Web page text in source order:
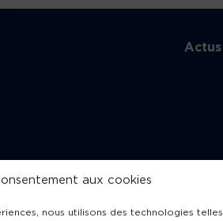
aux cookies
nous utilisons des technologies telles
Actus